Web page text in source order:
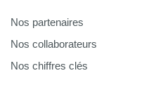
Nos partenaires
Nos collaborateurs
Nos chiffres clés